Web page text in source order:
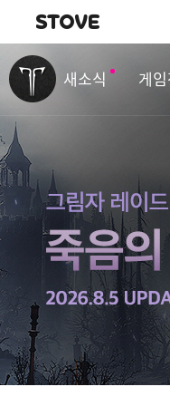
내비게이션
새소식 게
벤
트
&
업
데
이
트